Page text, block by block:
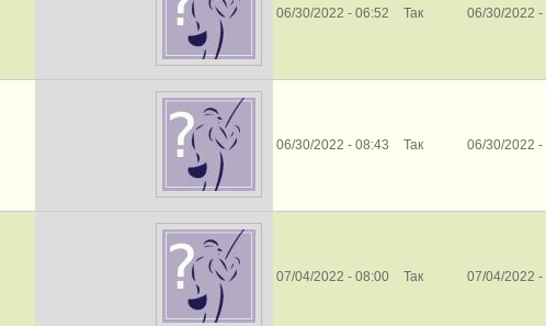
06/30/2022 - 06:52 Так 06/30/2022 -
06/30/2022 - 08:43 Так 06/30/2022 -
07/04/2022 - 08:00 Так 07/04/2022 -